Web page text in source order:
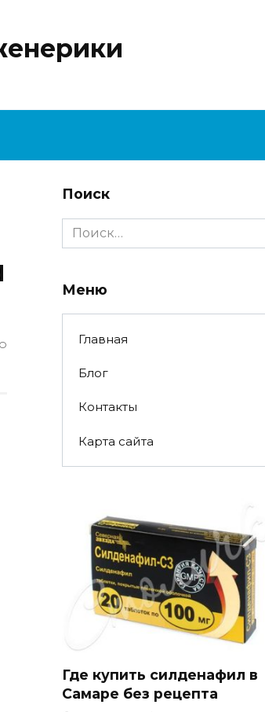
Поиск
Search
for:
Меню
Главная
Блог
Контакты
Карта сайта
Где купить силденафил в
Самаре без рецепта